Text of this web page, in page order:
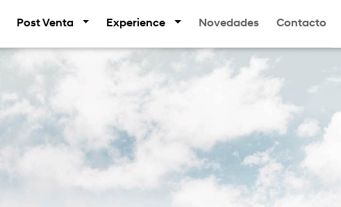
Post Venta Experience Novedades Contacto